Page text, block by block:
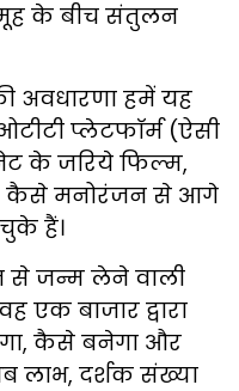
के बीच संतुलन
अवधारणा हमें यह
प्लेटफाॅर्म (ऐसी
के जरिये फिल्म,
हैं) कैसे मनोरंजन से आगे
हैं।
जन्म लेने वाली
एक बाजार द्वारा
कैसे बनेगा और
लाभ, दर्शक संख्या